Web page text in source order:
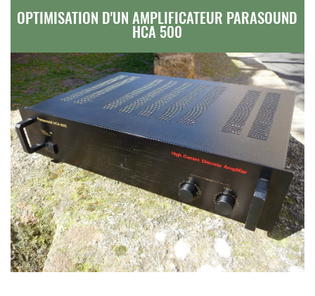
OPTIMISATION D'UN AMPLIFICATEUR PARASOUND
HCA 500